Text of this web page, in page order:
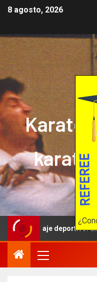
8 agosto, 2026
Karate
karate
El
deportivo: una